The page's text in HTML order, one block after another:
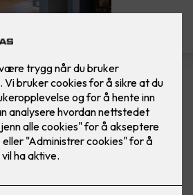
Tube Micro Track,
fra SG. Sort